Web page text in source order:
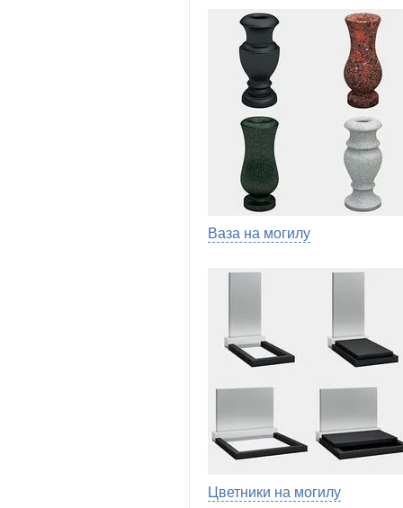
Ваза на могилу
Цветники на могилу